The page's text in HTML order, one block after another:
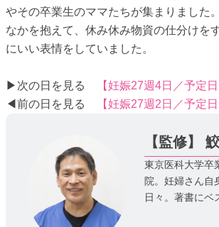
やその卒業生のママたちが集まりました
なかを抱えて、休み休み物資の仕分けを
にいい表情をしていました。
▶次の日を見る
【妊娠27週4日／予定
◀前の日を見る
【妊娠27週2日／予定
【監修】
東京医科大学卒
院。妊婦さん自
日々。著書にベ